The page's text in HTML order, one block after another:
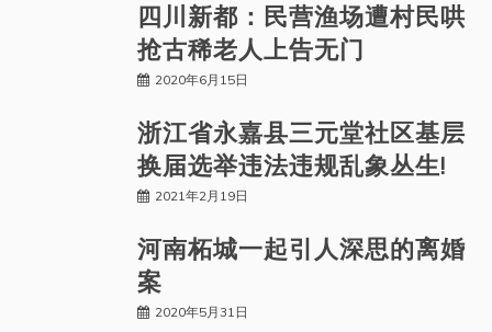
四川新都：民营渔场遭村民哄
抢古稀老人上告无门
2020年6月15日
浙江省永嘉县三元堂社区基层
换届选举违法违规乱象丛生!
2021年2月19日
河南柘城一起引人深思的离婚
案
2020年5月31日